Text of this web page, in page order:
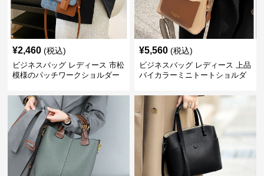
¥2,460 (税込)
ビジネスバッグ レディース 市松
模様のパッチワークショルダー
¥5,560 (税込)
ビジネスバッグ レディース 上品
バイカラーミニトートショルダ